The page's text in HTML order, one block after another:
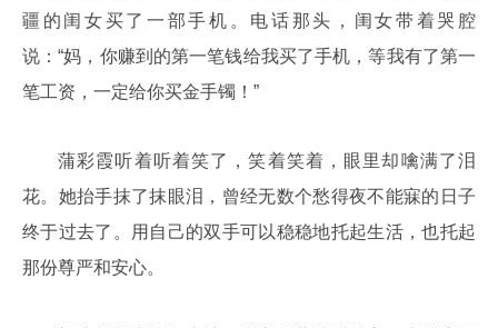
疆的闺女买了一部手机。电话那头，闺女带着哭腔
说：“妈，你赚到的第一笔钱给我买了手机，等我有了第一
笔工资，一定给你买金手镯！”
蒲彩霞听着听着笑了，笑着笑着，眼里却噙满了泪
花。她抬手抹了抹眼泪，曾经无数个愁得夜不能寐的日子
终于过去了。用自己的双手可以稳稳地托起生活，也托起
那份尊严和安心。